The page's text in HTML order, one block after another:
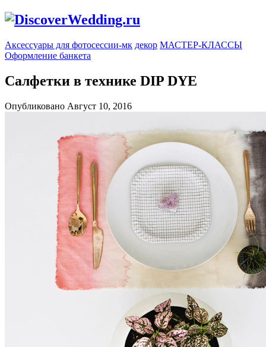
Аксессуары для фотосессии-мк декор МАСТЕР-КЛАССЫ
Оформление банкета
Салфетки в технике DIP DYE
Опубликовано Август 10, 2016